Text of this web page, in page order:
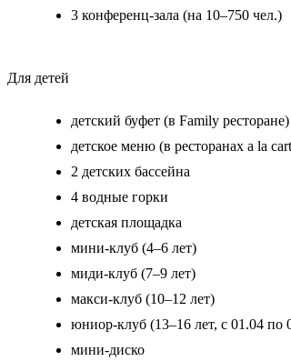
3 конференц-зала (на 10–750 чел.)
Для детей
детский буфет (в Family ресторане)
детское меню (в ресторанах a la
2 детских бассейна
4 водные горки
детская площадка
мини-клуб (4–6 лет)
миди-клуб (7–9 лет)
макси-клуб (10–12 лет)
юниор-клуб (13–16 лет, с 01.04 по
мини-диско